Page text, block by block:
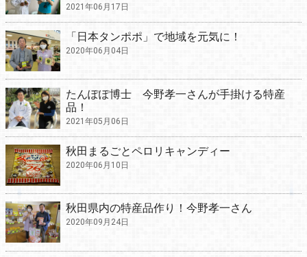
2021年06月17日
「日本タンポポ」で地域を元気に！
2020年06月04日
たんぽぽ博士 今野孝一さんが手掛ける特産
品！
2021年05月06日
秋田まるごとペロリキャンディー
2020年06月10日
秋田県内の特産品作り！今野孝一さん
2020年09月24日